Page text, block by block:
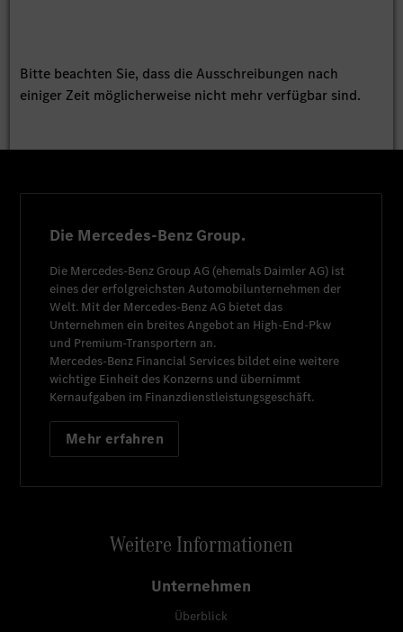
Bitte beachten Sie, dass die Ausschreibungen nach
einiger Zeit möglicherweise nicht mehr verfügbar sind.
Die Mercedes-Benz Group.
Die Mercedes-Benz Group AG (ehemals Daimler AG) ist
eines der erfolgreichsten Automobilunternehmen der
Welt. Mit der Mercedes-Benz AG bietet das
Unternehmen ein breites Angebot an High-End-Pkw
und Premium-Transportern an.
Mercedes-Benz Financial Services bildet eine weitere
wichtige Einheit des Konzerns und übernimmt
Kernaufgaben im Finanzdienstleistungsgeschäft.
Mehr erfahren
Weitere Informationen
Unternehmen
Überblick